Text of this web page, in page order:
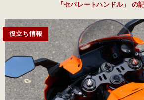
「セパレートハンドル」 の
役立ち情報